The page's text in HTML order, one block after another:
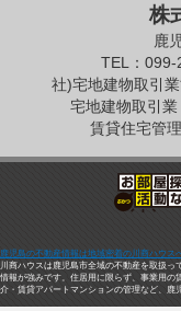
株
鹿
TEL：099-
社)宅地建物取引
宅地建物取引
賃貸住宅管
鹿児島の不動産情報は地域密着の川商ハウス
川商ハウスは鹿児島市全域の不動産を取扱
情報が強みです。住居用に限らず、事業用の
介・賃貸アパートマンションの管理など、鹿